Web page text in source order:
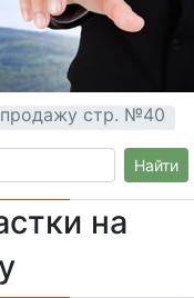
стр. №40
Найти
на